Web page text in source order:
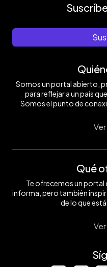
Somos un portal abierto,
para reflejar a un país
Somos el punto de
Qué
Te ofrecemos un
informa, pero también
de lo que